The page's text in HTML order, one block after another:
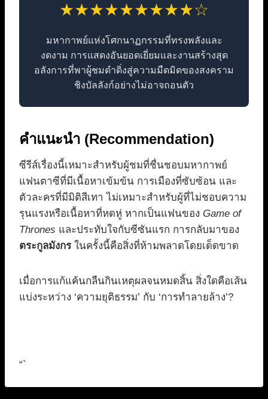
★★★★★★★★★☆
มหากาพย์แห่งโศกนาฏกรรมที่ทรงพลังและ
งดงาม การแสดงอันยอดเยี่ยมและงานสร้างสุด
อลังการที่พาผู้ชมดำดิ่งสู่ความมืดมิดของสงคราม
ชิงบัลลังก์อย่างไม่อาจถอนตัว
คำแนะนำ (Recommendation)
ซีรีส์เรื่องนี้เหมาะสำหรับผู้ชมที่ชื่นชอบมหากาพย์
แฟนตาซีที่มีเนื้อหาเข้มข้น การเมืองที่ซับซ้อน และ
ตัวละครที่มีมิติสีเทา ไม่เหมาะสำหรับผู้ที่ไม่ชอบความ
รุนแรงหรือเนื้อหาที่หดหู่ หากเป็นแฟนของ Game of
Thrones และประทับใจกับซีซันแรก การกลับมาของ
ตระกูลมังกรในครั้งนี้คือสิ่งที่ห้ามพลาดโดยเด็ดขาด
เมื่อการแก้แค้นกลืนกินเหตุผลจนหมดสิ้น สิ่งใดคือเส้น
แบ่งระหว่าง ‘ความยุติธรรม’ กับ ‘การทำลายล้าง’?
“`